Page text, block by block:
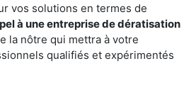
vos solutions en termes de
à une entreprise de dératisation
la nôtre qui mettra à votre
qualifiés et expérimentés